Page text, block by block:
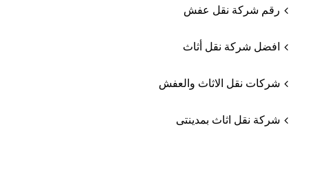
رقم شركة نقل عفش
افضل شركة نقل أثاث
شركات نقل الاثاث والعفش
شركة نقل اثاث بمدينتى